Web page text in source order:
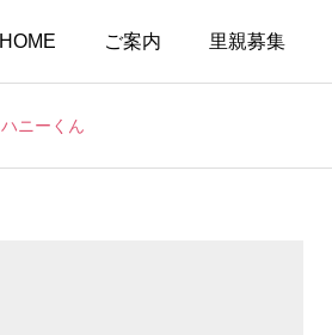
HOME ご案内 里親募集
ハニーくん